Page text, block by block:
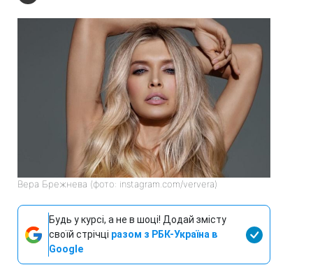
Вера Брежнева (фото: instagram.com/ververa)
Будь у курсі, а не в шоці! Додай змісту
своїй стрічці разом з РБК-Україна в
Google